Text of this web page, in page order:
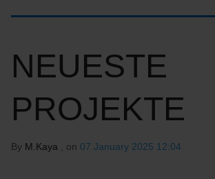
NEUESTE
PROJEKTE
By M.Kaya , on 07 January 2025 12:04